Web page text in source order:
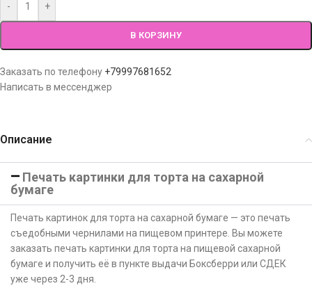
- +
В КОРЗИНУ
Заказать по телефону +79997681652
Написать в мессенджер
Описание
Печать картинки для торта на сахарной
бумаге
Печать картинок для торта на сахарной бумаге — это печать
съедобными чернилами на пищевом принтере. Вы можете
заказать печать картинки для торта на пищевой сахарной
бумаге и получить её в пункте выдачи Боксберри или СДЕК
уже через 2-3 дня.